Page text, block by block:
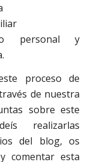
personal y
proceso de
de nuestra
sobre este
realizarlas
del blog, os
comentar esta